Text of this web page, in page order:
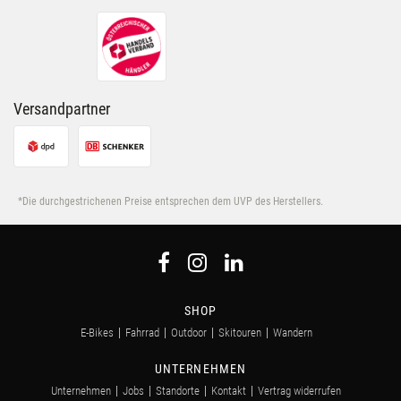
Nutzung der Dienste gesammelt haben.
Versandpartner
*Die durchgestrichenen Preise entsprechen dem UVP des Herstellers.
SHOP
E-Bikes Fahrrad Outdoor Skitouren Wandern
UNTERNEHMEN
Unternehmen Jobs Standorte Kontakt Vertrag widerrufen